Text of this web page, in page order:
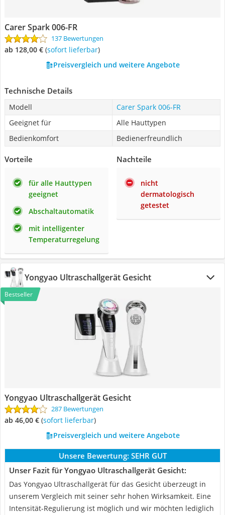
Carer Spark ‎006-FR
137 Bewertungen
ab 128,00 € ( Sofort lieferbar)
Preisvergleich und weitere Angebote
Technische Details
Modell
Carer Spark ‎006-FR
Geeignet für
Alle Hauttypen
Bedienkomfort
Bedienerfreundlich
Vorteile
für alle Hauttypen
geeignet
Abschaltautomatik
mit intelligenter
Temperaturregelung
Nachteile
nicht
dermatologisch
getestet
Yongyao Ultraschallgerät Gesicht
Bestseller
Yongyao Ultraschallgerät Gesicht
287 Bewertungen
ab 46,00 € ( Sofort lieferbar)
Preisvergleich und weitere Angebote
Unsere Bewertung: SEHR GUT
Unser Fazit für Yongyao Ultraschallgerät Gesicht:
Das Yongyao Ultraschallgerät für das Gesicht überzeugt in
unserem Vergleich mit seiner sehr hohen Wirksamkeit. Eine
Intensität-Regulierung ist möglich und wir möchten lediglich